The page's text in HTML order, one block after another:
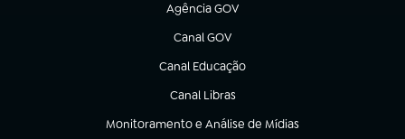
Agência GOV
(abre em nova aba)
Canal GOV
(abre em nova aba)
Canal Educação
(abre em nova aba)
Canal Libras
(abre em nova aba)
Monitoramento e Análise de Mídias
(abre em nova aba)